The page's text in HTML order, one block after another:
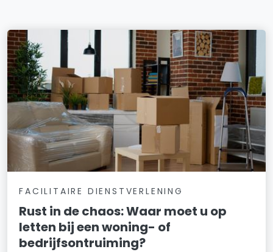
FACILITAIRE DIENSTVERLENING
Rust in de chaos: Waar moet u op
letten bij een woning- of
bedrijfsontruiming?